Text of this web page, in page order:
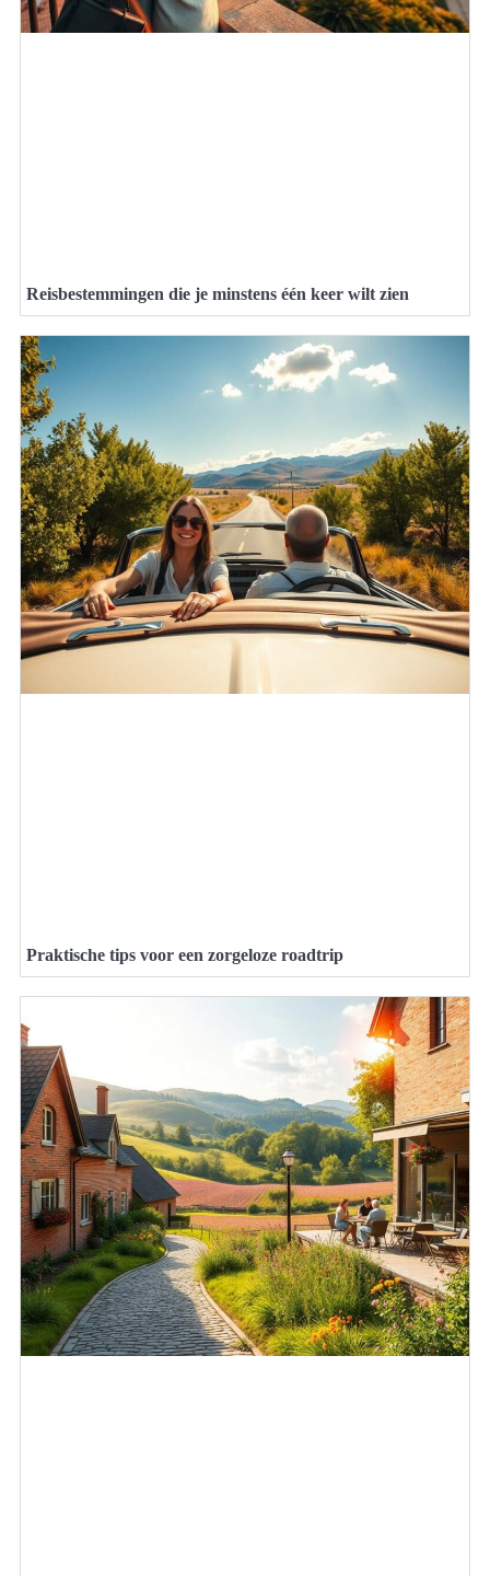
Reisbestemmingen die je minstens één keer wilt zien
Praktische tips voor een zorgeloze roadtrip